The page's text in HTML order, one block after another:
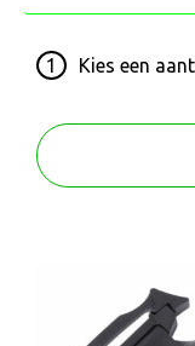
1 Kies een